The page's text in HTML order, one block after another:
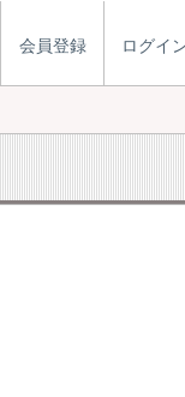
会員登録 ログイ